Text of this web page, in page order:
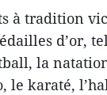
à tradition
d’or,
la
le karaté,